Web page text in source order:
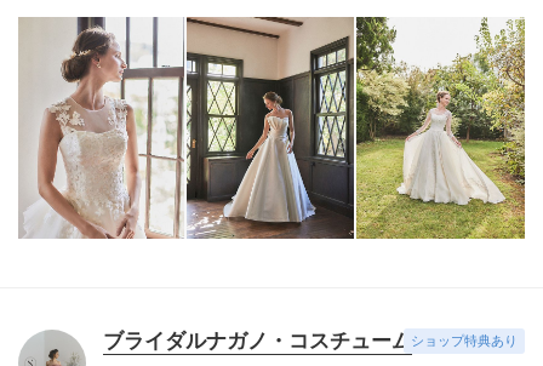
る〟幅広いラインナップが揃うinnocently。
素材・デザイ
ンにこだわったオリジナルドレスは3～23号まで展開。
国内外の有名デザイナーズドレスも多数取扱っており、
NYやミラノ・バルセロナからセレクトされたインポート
ドレスは全て日本人花嫁向けにサイズ調整。さらに和装
は1903年創業からの伝統を受け継がれている厳選された
お着物や現代の薫りをちりばめた艶やかなコレクショ
ン。 すべての花嫁さまへ後悔しないお衣裳選びをお手伝
いさせて頂きます。
ブライダルナガノ・コスチューム ショップ特典あり